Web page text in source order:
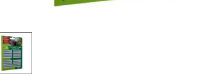
BIO Kaleráb Dyna - Brassica
oleracea var....